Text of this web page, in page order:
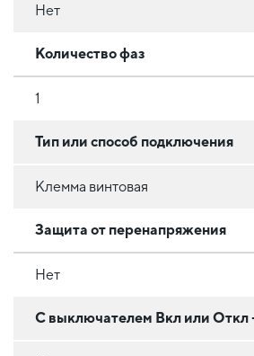
Нет
Количество фаз
1
Тип или способ подключения
Клемма винтовая
Защита от перенапряжения
Нет
С выключателем Вкл или Откл